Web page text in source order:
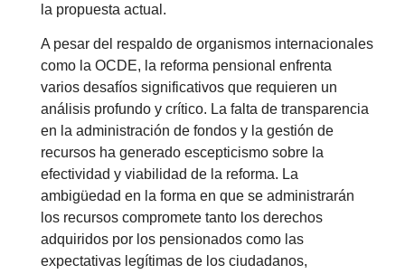
la propuesta actual.
A pesar del respaldo de organismos internacionales
como la OCDE, la reforma pensional enfrenta
varios desafíos significativos que requieren un
análisis profundo y crítico. La falta de transparencia
en la administración de fondos y la gestión de
recursos ha generado escepticismo sobre la
efectividad y viabilidad de la reforma. La
ambigüedad en la forma en que se administrarán
los recursos compromete tanto los derechos
adquiridos por los pensionados como las
expectativas legítimas de los ciudadanos,